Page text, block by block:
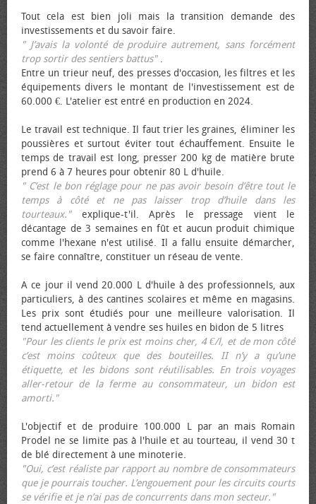
Tout cela est bien joli mais la transition demande des
investissements et du savoir faire.
" J’avais la volonté de produire autrement, sans forcément
trop sortir des sentiers battus".
Entre un trieur neuf, des presses d'occasion, les filtres et les
équipements divers le montant de l'investissement est de
60.000 €. L'atelier est entré en production en 2024.
Le travail est technique. Il faut trier les graines, éliminer les
poussières et surtout éviter tout échauffement. Ensuite le
temps de travail est long, presser 200 kg de matière brute
prend 6 à 7 heures pour obtenir 80 L d'huile.
" C’est le bon réglage pour ne pas avoir besoin d’être tout le
temps à côté et ne pas laisser trop d’huile dans les
tourteaux."explique-t'il. Après le pressage vient le
décantage de 3 semaines en fût et aucun produit chimique
comme l'hexane n'est utilisé. Il a fallu ensuite démarcher,
se faire connaître, constituer un réseau de vente.
A ce jour il vend 20.000 L d'huile à des professionnels, aux
particuliers, à des cantines scolaires et même en magasins.
Les prix sont étudiés pour une meilleure valorisation. Il
tend actuellement à vendre ses huiles en bidon de 5 litres
"Pour les clients le prix est moins cher, 4 €/l, et de mon côté
c’est moins coûteux que des bouteilles. II n’y a qu’une
étiquette, et les bidons sont réutilisables. En trois voyages
aller-retour de la ferme au consommateur, un bidon est
amorti."
L'objectif et de produire 100.000 L par an mais Romain
Prodel ne se limite pas à l'huile et au tourteau, il vend 30 t
de blé directement à une minoterie.
"Oui, c’est réaliste par rapport au nombre de consommateurs
que je pourrais toucher. L’engouement pour les circuits courts
se vérifie et je n’ai pas de concurrents dans mon secteur."